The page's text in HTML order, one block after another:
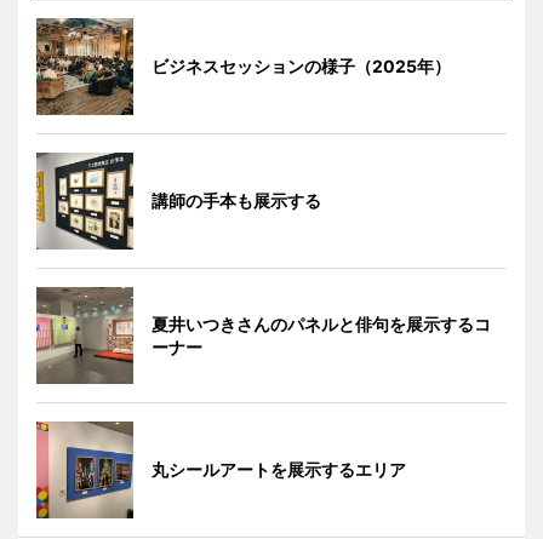
ビジネスセッションの様子（2025年）
講師の手本も展示する
夏井いつきさんのパネルと俳句を展示するコ
ーナー
丸シールアートを展示するエリア